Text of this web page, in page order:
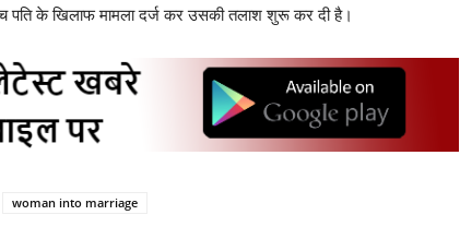
पति के खिलाफ मामला दर्ज कर उसकी तलाश शुरू कर दी है।
woman into marriage